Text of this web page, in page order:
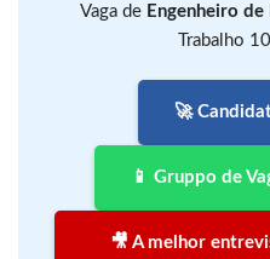
Vaga de Engenheiro de
Trabalho
🚀
📱 Gruppo de
🎥 A melhor